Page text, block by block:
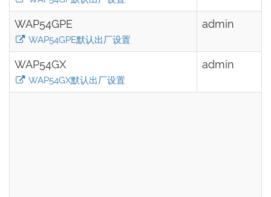
WAP54GPE
WAP54GPE默认出厂设置
admin
WAP54GX
WAP54GX默认出厂设置
admin